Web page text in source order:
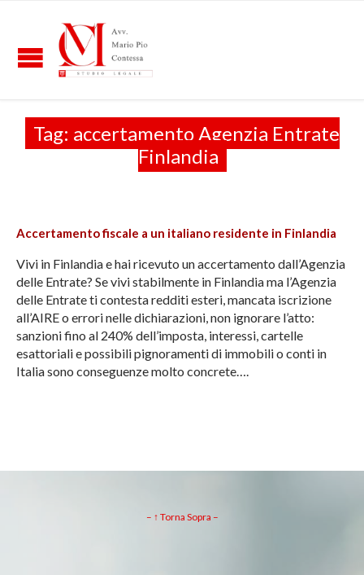
Tag: accertamento Agenzia Entrate
Finlandia
Accertamento fiscale a un italiano residente in Finlandia
Vivi in Finlandia e hai ricevuto un accertamento dall’Agenzia
delle Entrate? Se vivi stabilmente in Finlandia ma l’Agenzia
delle Entrate ti contesta redditi esteri, mancata iscrizione
all’AIRE o errori nelle dichiarazioni, non ignorare l’atto:
sanzioni fino al 240% dell’imposta, interessi, cartelle
esattoriali e possibili pignoramenti di immobili o conti in
Italia sono conseguenze molto concrete….
– ↑ Torna Sopra –